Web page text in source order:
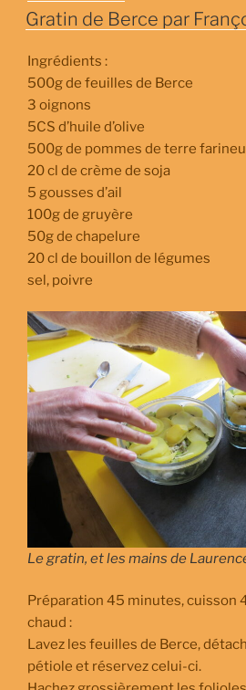
LE
Gratin de Berce par
Ingrédients :
500g de feuilles de Berce
3 oignons
5CS d’huile d’olive
500g de pommes de terre
20 cl de crème de soja
5 gousses d’ail
100g de gruyère
50g de chapelure
20 cl de bouillon de légumes
sel, poivre
Le gratin, et les mains de
Préparation 45 minutes, cuisson
chaud :
Lavez les feuilles de Berce,
pétiole et réservez celui-ci.